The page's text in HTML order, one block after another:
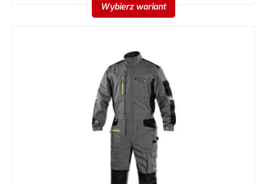
Wybierz wariant